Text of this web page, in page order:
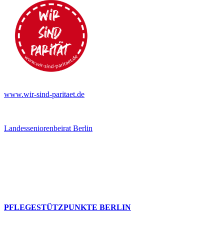
www.wir-sind-paritaet.de
Landesseniorenbeirat Berlin
PFLEGESTÜTZPUNKTE BERLIN